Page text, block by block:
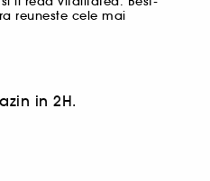
reuneste cele mai
in 2H.